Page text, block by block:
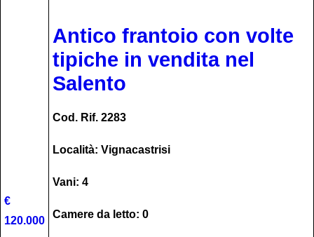
€
120.000
Antico frantoio con volte
tipiche in vendita nel
Salento
Cod. Rif. 2283
Località: Vignacastrisi
Vani: 4
Camere da letto: 0